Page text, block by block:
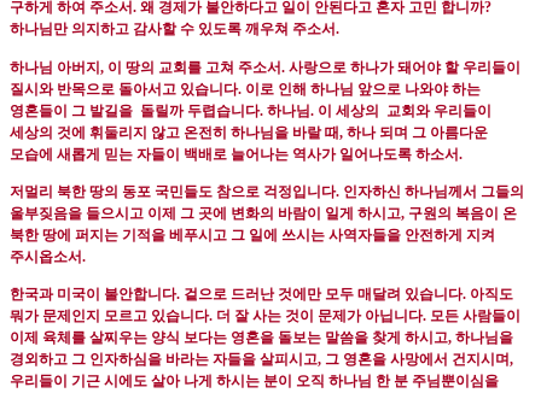
구하게 하여 주소서. 왜 경제가 불안하다고 일이 안된다고 혼자 고민 합니까?
하나님만 의지하고 감사할 수 있도록 깨우쳐 주소서.
하나님 아버지, 이 땅의 교회를 고쳐 주소서. 사랑으로 하나가 돼어야 할 우리들이
질시와 반목으로 돌아서고 있습니다. 이로 인해 하나님 앞으로 나와야 하는
영혼들이 그 발길을 돌릴까 두렵습니다. 하나님. 이 세상의
교회와 우리들이
세상의 것에 휘둘리지 않고 온전히 하나님을 바랄 때, 하나 되며 그 아름다운
모습에 새롭게 믿는 자들이 백배로 늘어나는 역사가 일어나도록 하소서.
저멀리 북한 땅의 동포 국민들도 참으로 걱정입니다. 인자하신 하나님께서 그들의
울부짖음을 들으시고 이제 그 곳에 변화의 바람이 일게 하시고, 구원의 복음이 온
북한 땅에 퍼지는 기적을 베푸시고 그 일에 쓰시는 사역자들을 안전하게 지켜
주시옵소서.
한국과 미국이 불안합니다. 겉으로 드러난 것에만 모두 매달려 있습니다. 아직도
뭐가 문제인지 모르고 있습니다. 더 잘 사는 것이 문제가 아닙니다. 모든 사람들이
이제 육체를 살찌우는 양식 보다는 영혼을 돌보는 말씀을 찾게 하시고, 하나님을
경외하고 그 인자하심을 바라는 자들을 살피시고, 그 영혼을 사망에서 건지시며,
우리들이 기근 시에도 살아 나게 하시는 분이 오직 하나님 한 분 주님뿐이심을